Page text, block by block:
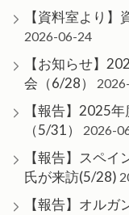
【資料室より
2026-06-24
【お知らせ】
会（6/28）
【報告】2025
（5/31）
2026-
【報告】スペ
氏が来訪(5/28)
【報告】オルガ